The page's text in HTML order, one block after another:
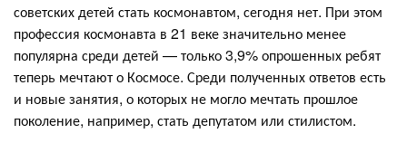
советских детей стать космонавтом, сегодня нет. При этом
профессия космонавта в 21 веке значительно менее
популярна среди детей — только 3,9% опрошенных ребят
теперь мечтают о Космосе. Среди полученных ответов есть
и новые занятия, о которых не могло мечтать прошлое
поколение, например, стать депутатом или стилистом.